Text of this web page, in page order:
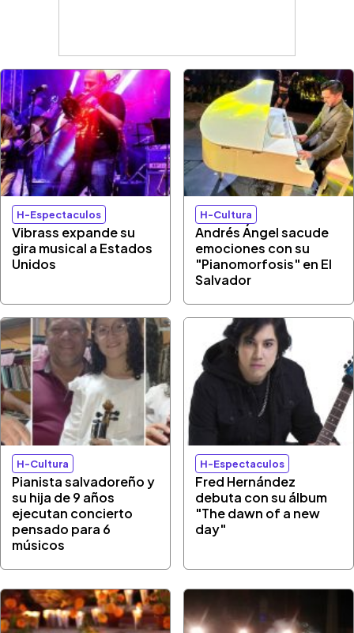
H-Espectaculos
Vibrass expande su
gira musical a Estados
Unidos
H-Cultura
Andrés Ángel sacude
emociones con su
"Pianomorfosis" en El
Salvador
H-Cultura
Pianista salvadoreño y
su hija de 9 años
ejecutan concierto
pensado para 6
músicos
H-Espectaculos
Fred Hernández
debuta con su álbum
"The dawn of a new
day"